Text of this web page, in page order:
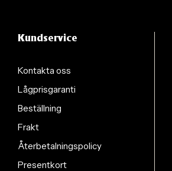
Kundservice
Kontakta oss
Lågprisgaranti
Beställning
Frakt
Återbetalningspolicy
Presentkort